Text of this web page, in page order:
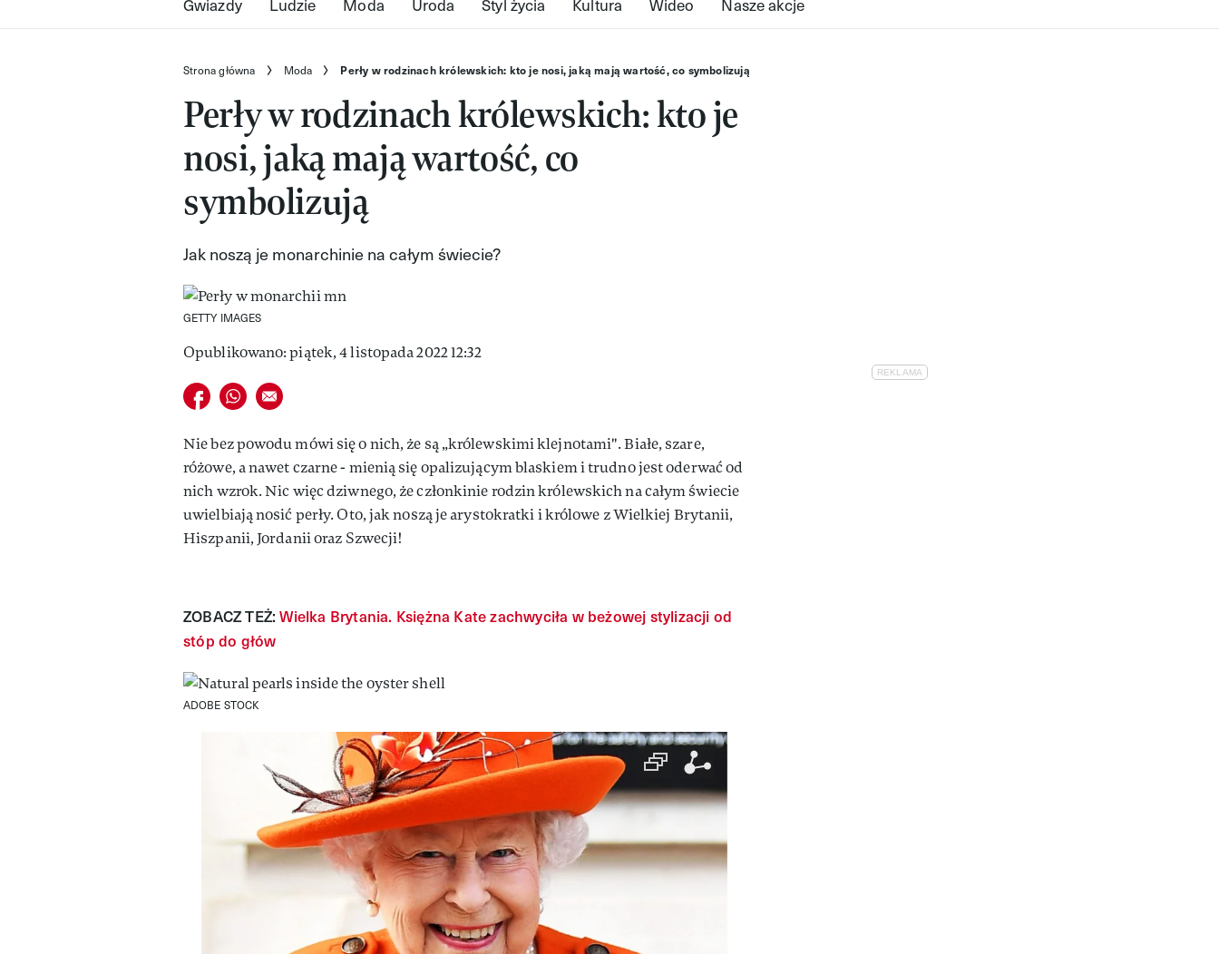
Strona główna Moda Perły w rodzinach królewskich: kto je nosi, jaką mają wartość, co symbolizują
Perły w rodzinach królewskich: kto je
nosi, jaką mają wartość, co
symbolizują
Jak noszą je monarchinie na całym świecie?
GETTY IMAGES
Opublikowano: piątek, 4 listopada 2022 12:32
Udostępnij na facebook
Udostępnij na whatsapp
E-mail do przyjaciela
Nie bez powodu mówi się o nich, że są „królewskimi klejnotami". Białe, szare,
różowe, a nawet czarne - mienią się opalizującym blaskiem i trudno jest oderwać od
nich wzrok. Nic więc dziwnego, że członkinie rodzin królewskich na całym świecie
uwielbiają nosić perły. Oto, jak noszą je arystokratki i królowe z Wielkiej Brytanii,
Hiszpanii, Jordanii oraz Szwecji!
ZOBACZ TEŻ:Wielka Brytania. Księżna Kate zachwyciła w beżowej stylizacji od
stóp do głów
ADOBE STOCK